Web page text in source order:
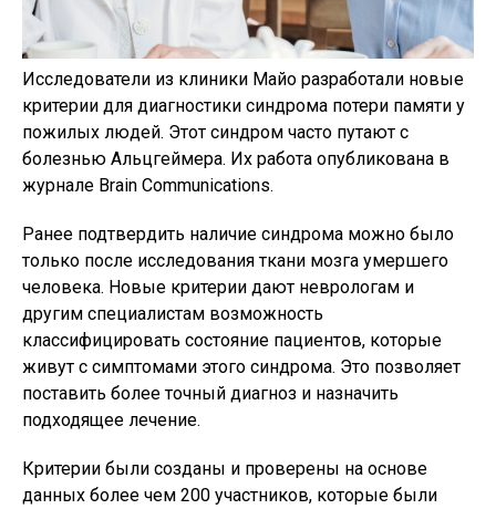
Исследователи из клиники Майо разработали новые
критерии для диагностики синдрома потери памяти у
пожилых людей. Этот синдром часто путают с
болезнью Альцгеймера. Их работа опубликована в
журнале Brain Communications.
Ранее подтвердить наличие синдрома можно было
только после исследования ткани мозга умершего
человека. Новые критерии дают неврологам и
другим специалистам возможность
классифицировать состояние пациентов, которые
живут с симптомами этого синдрома. Это позволяет
поставить более точный диагноз и назначить
подходящее лечение.
Критерии были созданы и проверены на основе
данных более чем 200 участников, которые были